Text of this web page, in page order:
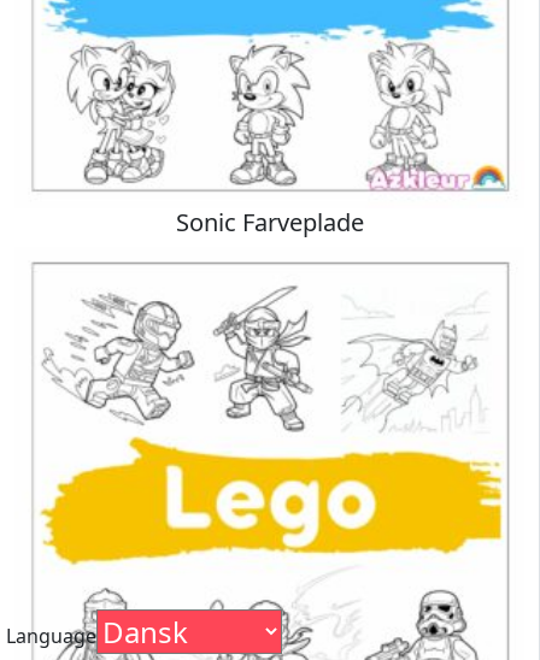
Sonic Farveplade
Language